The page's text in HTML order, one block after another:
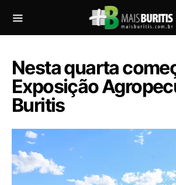
Nesta quarta
Exposição
Buritis